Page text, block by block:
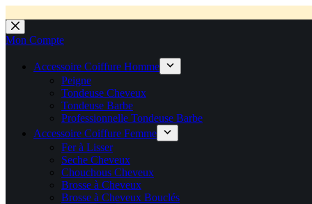
Passer
au
Mon Compte
Accessoire Coiffure Homme
Peigne
Tondeuse Cheveux
Tondeuse Barbe
Professionnelle Tondeuse Barbe
Accessoire Coiffure Femme
Fer à Lisser
Seche Cheveux
Chouchous Cheveux
Brosse à Cheveux
Brosse à Cheveux Bouclés